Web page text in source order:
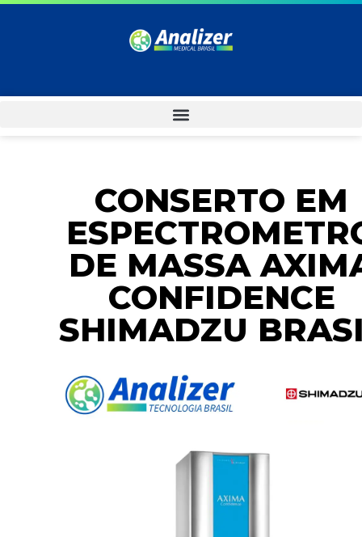
CONSERTO EM
DE MASSA
CONFIDENCE
SHIMADZU